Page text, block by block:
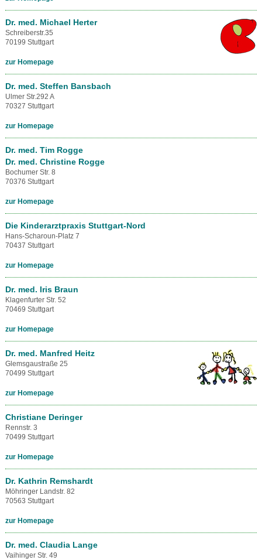
Dr. med. Michael Herter
Schreiberstr.35
70199 Stuttgart
zur Homepage
Dr. med. Steffen Bansbach
Ulmer Str.292 A
70327 Stuttgart
zur Homepage
Dr. med. Tim Rogge
Dr. med. Christine Rogge
Bochumer Str. 8
70376 Stuttgart
zur Homepage
Die Kinderarztpraxis Stuttgart-Nord
Hans-Scharoun-Platz 7
70437 Stuttgart
zur Homepage
Dr. med. Iris Braun
Klagenfurter Str. 52
70469 Stuttgart
zur Homepage
Dr. med. Manfred Heitz
Glemsgaustraße 25
70499 Stuttgart
zur Homepage
Christiane Deringer
Rennstr. 3
70499 Stuttgart
zur Homepage
Dr. Kathrin Remshardt
Möhringer Landstr. 82
70563 Stuttgart
zur Homepage
Dr. med. Claudia Lange
Vaihinger Str. 49